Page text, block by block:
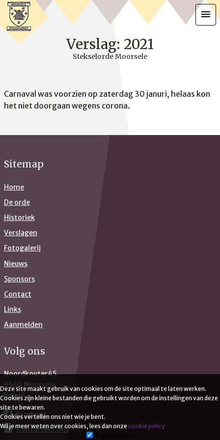
menu
Verslag: 2021
Stekselorde Moorsele
Carnaval was voorzien op zaterdag 30 januri, helaas kon
het niet doorgaan wegens corona.
Sitemap
Home
De orde
Historiek
Verslagen
Fotogalerij
Nieuws
Sponsors
Contact
Links
Aanmelden
Volg ons
Noordkouter45
8560 Moorsele
België
Facebook
mail Contacteer ons
Deze site maakt gebruik van cookies om de site optimaal te laten werken.
Cookies zijn kleine bestanden die gebruikt worden om de instellingen van deze
site te bewaren.
Cookies vertellen ons niet wie je bent.
Wil je meer weten over cookies, lees dan onzecookie policy